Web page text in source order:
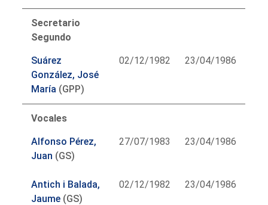
Secretario
Segundo
Suárez
González, José
María (GPP)
02/12/1982 23/04/1986
Vocales
Alfonso Pérez,
Juan (GS)
27/07/1983 23/04/1986
Antich i Balada,
Jaume (GS)
02/12/1982 23/04/1986